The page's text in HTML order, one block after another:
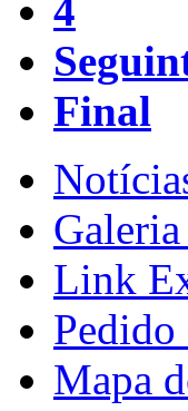
4
Final
Link
Pedido
Mapa